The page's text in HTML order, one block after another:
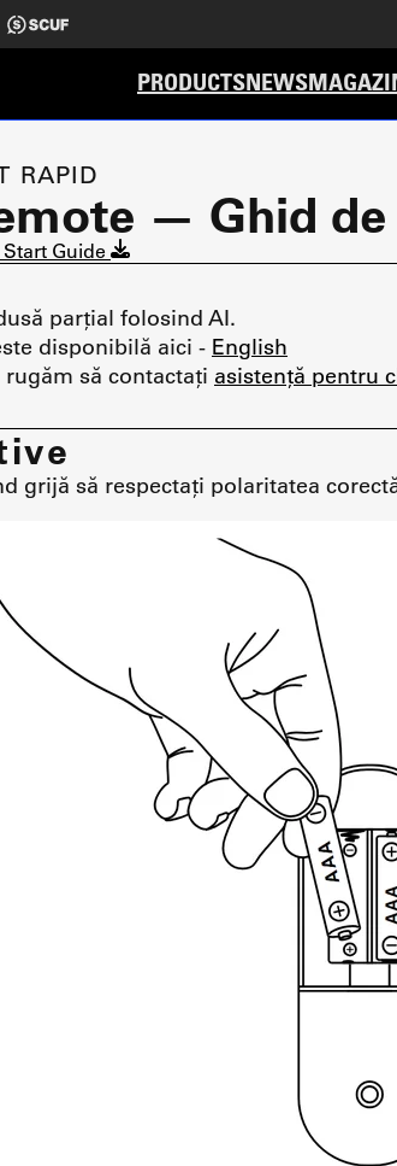
PRODUCTSNEWS
RAPID
— Ghid
Guide
parțial folosind AI.
disponibilă aici - English
să contactați asistență pentru
grijă să respectați polaritatea